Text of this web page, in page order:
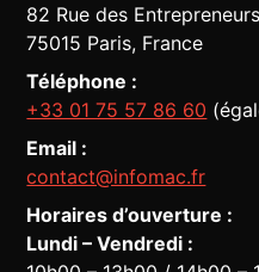
82 Rue des Entrepreneurs
75015 Paris, France
Téléphone :
+33 01 75 57 86 60
Email :
contact@infomac.fr
Horaires d’ouverture :
Lundi – Vendredi :